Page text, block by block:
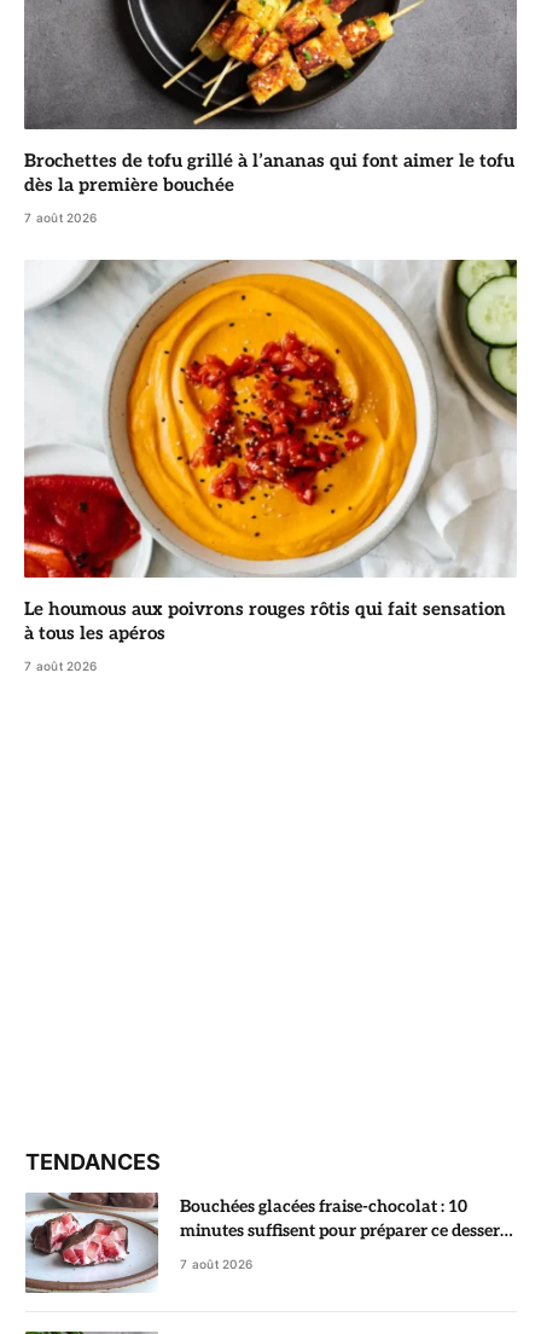
Brochettes de tofu grillé à l’ananas qui font aimer le tofu
dès la première bouchée
7 août 2026
Le houmous aux poivrons rouges rôtis qui fait sensation
à tous les apéros
7 août 2026
TENDANCES
Bouchées glacées fraise-chocolat : 10
minutes suffisent pour préparer ce dessert
ultra gourmand
7 août 2026